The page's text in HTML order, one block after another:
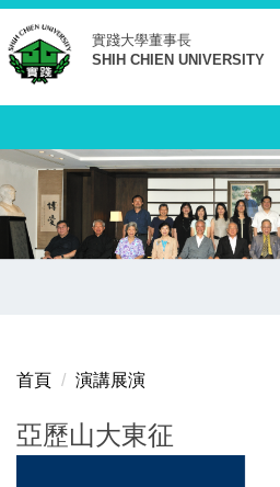
跳
到
主
要
容
區
實踐大學董事長
SHIH CHIEN UNIVERSITY
首頁 演講展演
亞歷山大東征